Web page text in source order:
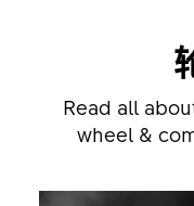
Read all
wheel &